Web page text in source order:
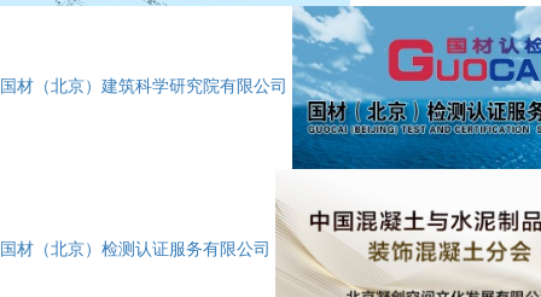
国材（北京）建筑科学研究院有限公司
国材（北京）检测认证服务有限公司